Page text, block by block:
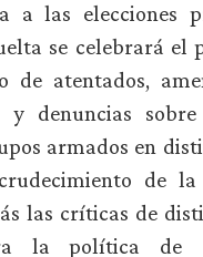
a las elecciones
se celebrará el
de atentados,
y denuncias
armados en
de la
las críticas de
la política de